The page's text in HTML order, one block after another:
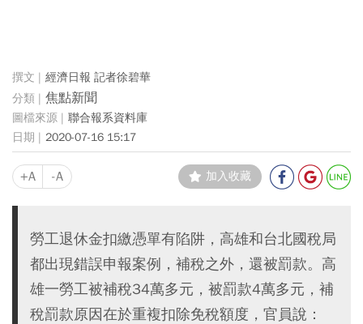
經濟日報 記者徐碧華
焦點新聞
聯合報系資料庫
2020-07-16 15:17
+A -A 加入收藏
勞工退休金扣繳憑單有陷阱，高雄和台北國稅局
都出現錯誤申報案例，補稅之外，還被罰款。高
雄一勞工被補稅34萬多元，被罰款4萬多元，補
稅罰款原因在於重複扣除免稅額度，官員說：